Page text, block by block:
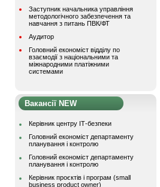
Заступник начальника управління
методологічного забезпечення та
навчання з питань ПВК/ФТ
Аудитор
Головний економіст відділу по
взаємодії з національними та
міжнародними платіжними
системами
Вакансії NEW
Керівник центру ІТ-безпеки
Головний економіст департаменту
планування і контролю
Головний економіст департаменту
планування і контролю
Керівник проєктів і програм (small
business product owner)